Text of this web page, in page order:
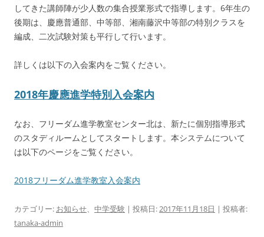
してきた講師陣が少人数の集合授業形式で指導します。6年生の
後期は、慶應普通部、中等部、湘南藤沢中等部の特別クラスを
編成、二次試験対策も平行して行います。
詳しくは以下の入会案内をご覧ください。
2018年慶應進学特別入会案内
なお、フリーダム進学教室センター北は、新たに個別指導形式
のスタディルームとしてスタートします。本システムについて
は以下のページをご覧ください。
2018フリーダム進学教室入会案内
カテゴリー: お知らせ、 中学受験 | 投稿日:2017年11月18日 | 投稿者:
tanaka-admin